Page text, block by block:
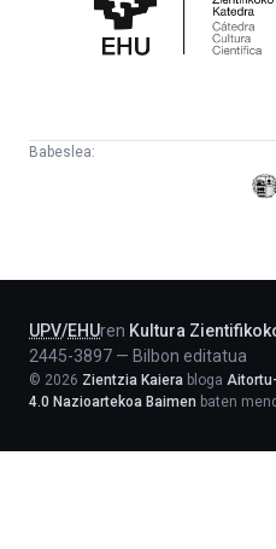
Katedra
Babeslea:
UPV/EHUren Kultura
2445-3897 — Bilbon editatua
© 2026 Zientzia Kaiera bloga
4.0 Nazioartekoa Baimen baten